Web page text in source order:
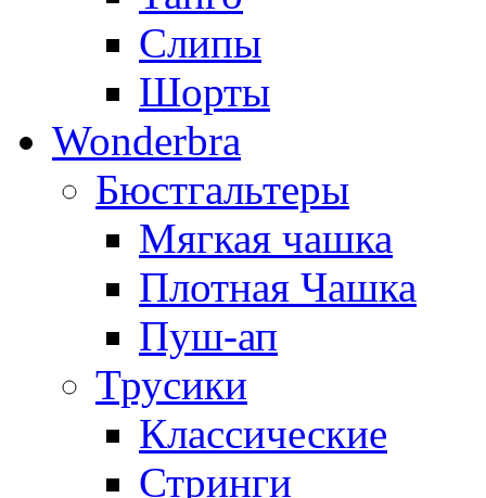
Слипы
Шорты
Wonderbra
Бюстгальтеры
Мягкая чашка
Плотная Чашка
Пуш-ап
Трусики
Классические
Стринги